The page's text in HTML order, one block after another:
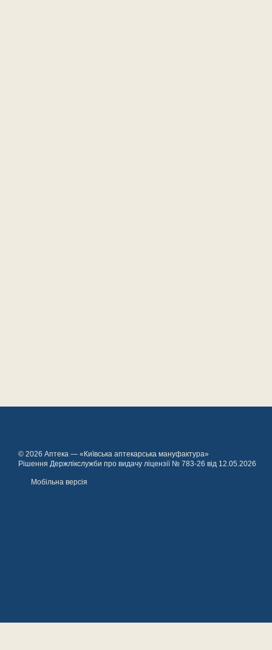
© 2026 Аптека — «Київська аптекарська мануфактура»
Рішення Держлікслужби про видачу ліцензії № 783-26 від 12.05.2026
Мобільна версія